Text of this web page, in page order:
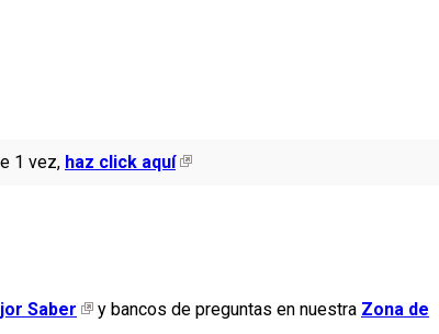
1 vez, haz click aquí
Saber y bancos de preguntas en nuestra Zona de